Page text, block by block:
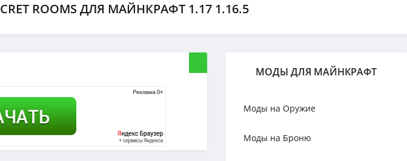
ROOMS ДЛЯ МАЙНКРАФТ 1.17 1.16.5
МОДЫ ДЛЯ МАЙНКРАФТ
Моды на Оружие
Моды на Броню